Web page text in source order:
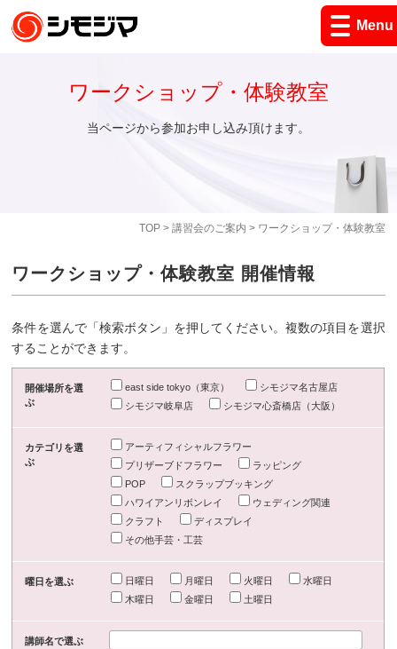
Menu
TOP> 講習会のご案内 > ワークショップ・体験教室
ワークショップ・体験教室
当ページから参加お申し込み頂けます。
ワークショップ・体験教室 開催情報
条件を選んで「検索ボタン」を押してください。複数の項目を選択
することができます。
開催場所を選
ぶ
east side tokyo（東京）
シモジマ名古屋店
シモジマ岐阜店
シモジマ心斎橋店（大阪）
カテゴリを選
ぶ
アーティフィシャルフラワー
プリザーブドフラワー
ラッピング
POP
スクラップブッキング
ハワイアンリボンレイ
ウェディング関連
クラフト
ディスプレイ
その他手芸・工芸
曜日を選ぶ 日曜日 月曜日 火曜日
水曜日
木曜日
金曜日 土曜日
講師名で選ぶ